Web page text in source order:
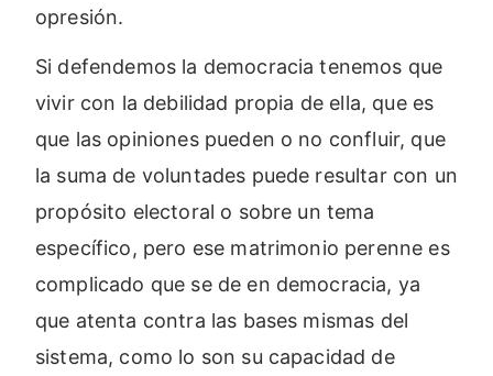
opresión.
Si defendemos la democracia tenemos que
vivir con la debilidad propia de ella, que es
que las opiniones pueden o no confluir, que
la suma de voluntades puede resultar con un
propósito electoral o sobre un tema
específico, pero ese matrimonio perenne es
complicado que se de en democracia, ya
que atenta contra las bases mismas del
sistema, como lo son su capacidad de